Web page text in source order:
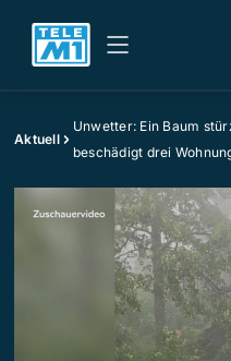
Aktuell
Unwetter: Ein Baum
beschädigt drei